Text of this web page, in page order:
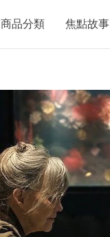
商品分類 焦點故事